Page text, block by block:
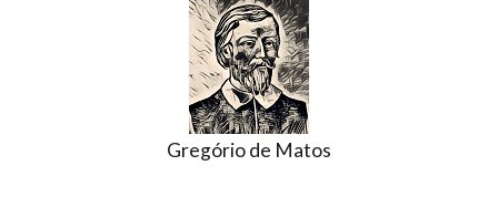
Gregório de Matos